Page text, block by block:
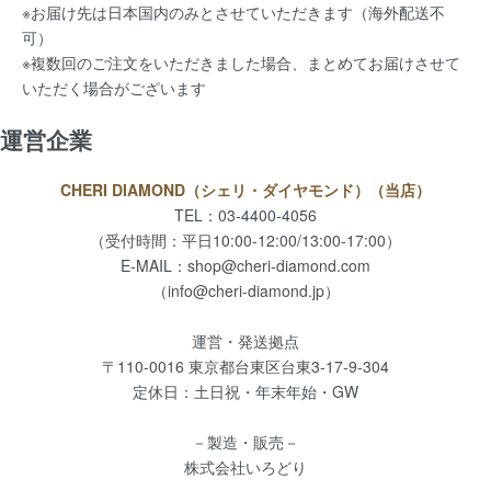
※お届け先は日本国内のみとさせていただきます（海外配送不
可）
※複数回のご注文をいただきました場合、まとめてお届けさせて
いただく場合がございます
運営企業
CHERI DIAMOND（シェリ・ダイヤモンド）（当店）
TEL：03-4400-4056
（受付時間：平日10:00-12:00/13:00-17:00）
E-MAIL： shop@cheri-diamond.com
（info@cheri-diamond.jp）
運営・発送拠点
〒110-0016 東京都台東区台東3-17-9-304
定休日：土日祝・年末年始・GW
－製造・販売－
株式会社いろどり